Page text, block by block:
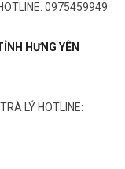
0975459949
HƯNG YÊN
LÝ HOTLINE: